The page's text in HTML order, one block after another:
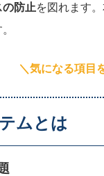
の防止を図れます
＼気になる項目
ムとは